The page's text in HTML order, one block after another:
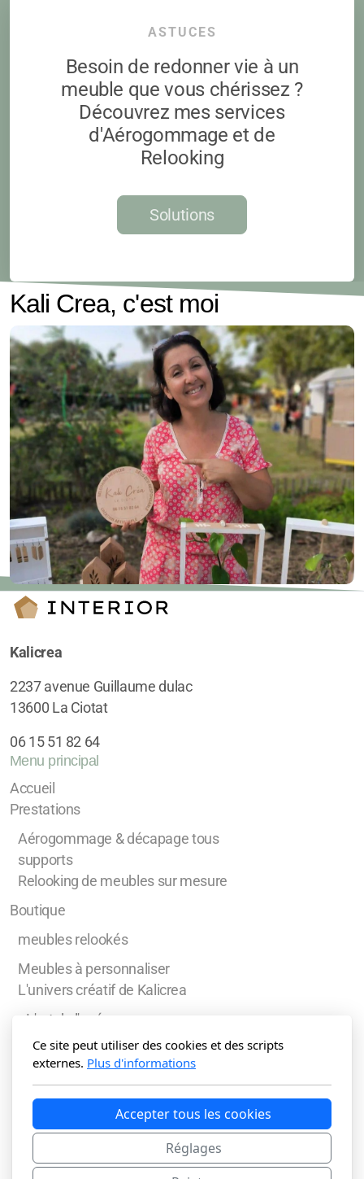
ASTUCES
Besoin de redonner vie à un
meuble que vous chérissez ?
Découvrez mes services
d'Aérogommage et de
Relooking
Solutions
Kali Crea, c'est moi
Kalicrea
2237 avenue Guillaume dulac
13600 La Ciotat
06 15 51 82 64
Menu principal
Accueil
Prestations
Aérogommage & décapage tous
supports
Relooking de meubles sur mesure
Boutique
meubles relookés
Meubles à personnaliser
L'univers créatif de Kalicrea
L'art de l'apéro
Soliflore & Fleurs éternelles
Bijoux et Porte-bijoux
Boites & Secrets
L'art de nommer
Noël au naturel
Porte clés, porte Gris-Gris
Ce site peut utiliser des cookies et des scripts
externes. Plus d'informations
Accepter tous les cookies
Réglages